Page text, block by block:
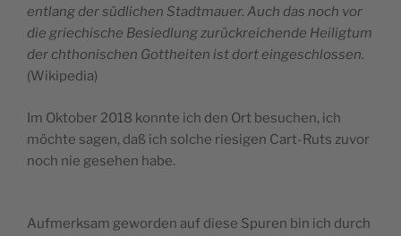
entlang der südlichen Stadtmauer. Auch das noch vor
die griechische Besiedlung zurückreichende Heiligtum
der chthonischen Gottheiten ist dort eingeschlossen.
(Wikipedia)
Im Oktober 2018 konnte ich den Ort besuchen, ich
möchte sagen, daß ich solche riesigen Cart-Ruts zuvor
noch nie gesehen habe.
Aufmerksam geworden auf diese Spuren bin ich durch